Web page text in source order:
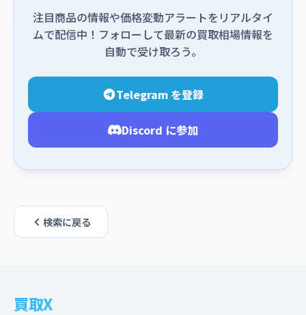
注目商品の情報や価格変動アラートをリアルタイ
ムで配信中！フォローして最新の買取相場情報を
自動で受け取ろう。
Telegram を登録
Discord に参加
検索に戻る
買取X